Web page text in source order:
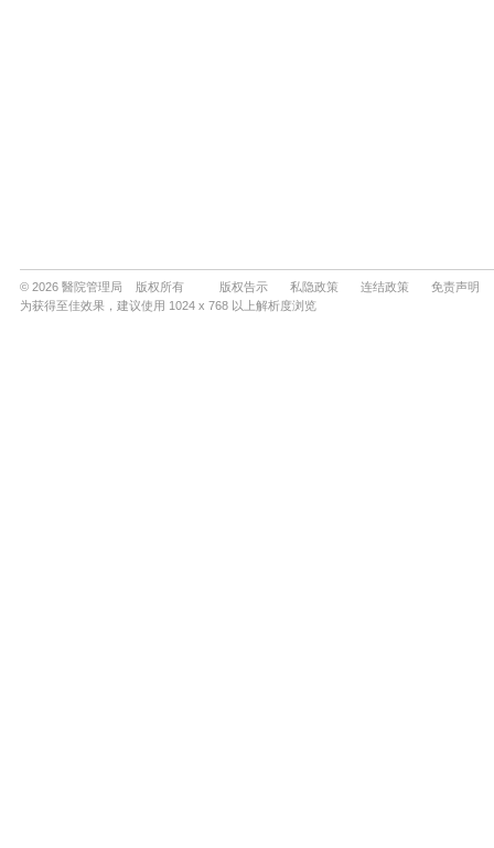
© 2026 醫院管理局 版权所有 版权告示 私隐政策 连结政策
免责声明
为获得至佳效果，建议使用 1024 x 768 以上解析度浏览